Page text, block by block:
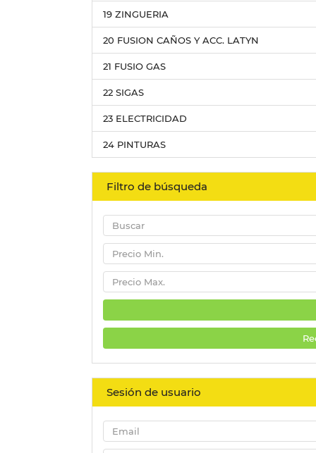
19 ZINGUERIA
20 FUSION CAÑOS Y ACC. LATYN
21 FUSIO GAS
22 SIGAS
23 ELECTRICIDAD
24 PINTURAS
Filtro de búsqueda
Sesión de usuario